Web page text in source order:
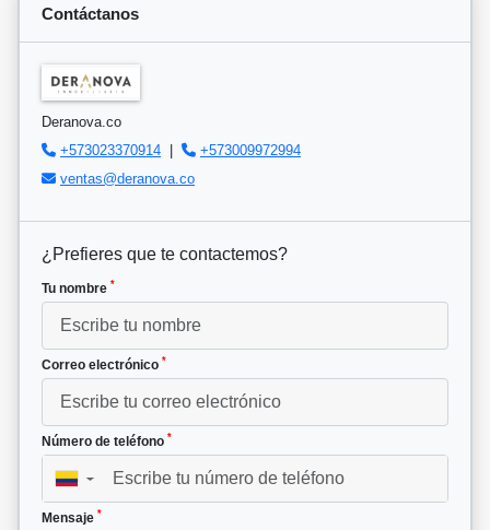
Contáctanos
Deranova.co
+573023370914 |
+573009972994
ventas@deranova.co
¿Prefieres que te contactemos?
Tu nombre *
Correo electrónico *
Número de teléfono *
▼
Mensaje *